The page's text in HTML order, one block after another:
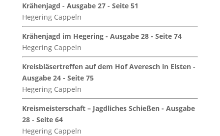
Krähenjagd - Ausgabe 27 - Seite 51
Hegering Cappeln
Krähenjagd im Hegering - Ausgabe 28 - Seite 74
Hegering Cappeln
Kreisbläsertreffen auf dem Hof Averesch in Elsten -
Ausgabe 24 - Seite 75
Hegering Cappeln
Kreismeisterschaft – Jagdliches Schießen - Ausgabe
28 - Seite 64
Hegering Cappeln